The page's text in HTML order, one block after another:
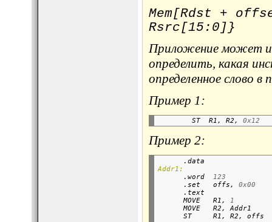
Mem[Rdst +
Rsrc[15:0]}
Приложение может
определить, какая
определенное слово в
Пример 1:
        ST  R1, R2,
0x12
Пример 2:
Addr1:
.word
123
      .set   offs,
0x00
      MOVE   R1,
1
MOVE   R2,
ST     R1, R2,